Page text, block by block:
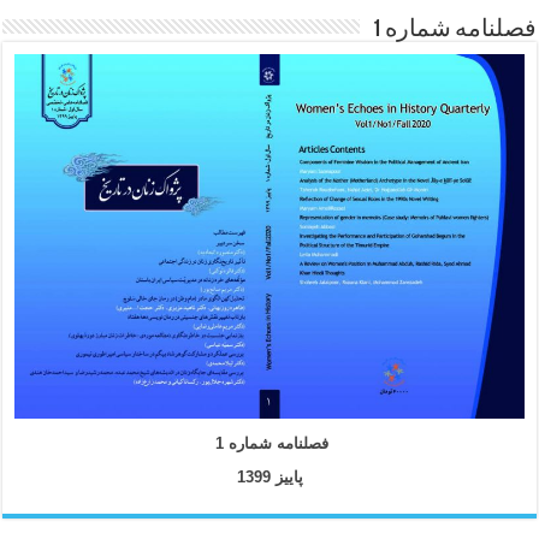
فصلنامه شماره 1
فصلنامه شماره 1
پاییز 1399